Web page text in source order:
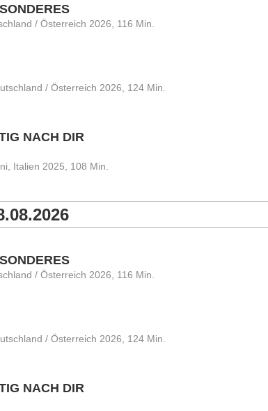
/ Österreich 2026, 116 Min.
/ Österreich 2026, 124 Min.
NACH DIR
Italien 2025, 108 Min.
/ Österreich 2026, 116 Min.
/ Österreich 2026, 124 Min.
NACH DIR